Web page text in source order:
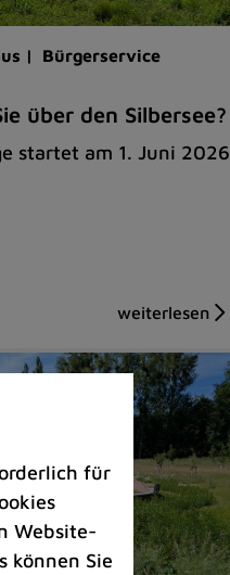
| Bürgerservice
über den Silbersee?
startet am 1. Juni 2026
für
Website-
können Sie